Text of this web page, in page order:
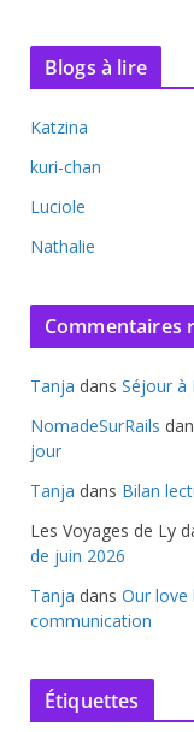
Blogs à lire
Katzina
kuri-chan
Luciole
Nathalie
Commentaires
Tanja dans Séjour à
NomadeSurRails
jour
Tanja dans Bilan
Les Voyages de Ly
de juin 2026
Tanja dans Our love
communication
Étiquettes